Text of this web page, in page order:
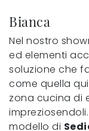
Bianca
Nel nostro
ed elementi
soluzione che
come quella
zona cucina di
modello di